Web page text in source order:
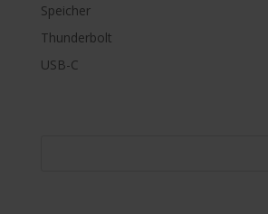
Speicher
Thunderbolt
USB-C